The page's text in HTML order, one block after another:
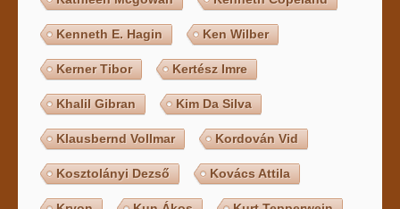
Kenneth E. Hagin Ken Wilber
Kerner Tibor Kertész Imre
Khalil Gibran Kim Da Silva
Klausbernd Vollmar Kordován Vid
Kosztolányi Dezső Kovács Attila